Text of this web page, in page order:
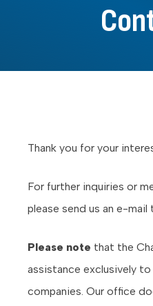
Thank you for your
For further inquiries or
please send us an e-mail
Please note that the
assistance exclusively to
companies. Our office